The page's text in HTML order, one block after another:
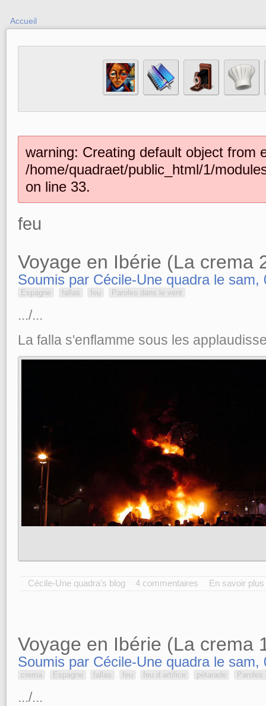
Accueil
warning: Creating default object from
/home/quadraet/public_html/1/
on line 33.
feu
Voyage en Ibérie (La crema
Soumis par Cécile-Une quadra le sam,
Espagne fallas feu Paroles dans le vent
.../...
La falla s'enflamme sous les
Cécile-Une quadra's blog 4 commentaires En savoir plus
Voyage en Ibérie (La crema
Soumis par Cécile-Une quadra le sam,
crema Espagne fallas feu feu d artifice pétarade Paroles
.../...